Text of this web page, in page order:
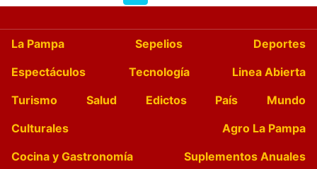
La Pampa Sepelios
Deportes
Espectáculos
Tecnología
Linea Abierta
Turismo
Salud Edictos País
Mundo
Culturales
Agro La Pampa
Cocina y Gastronomía
Suplementos Anuales